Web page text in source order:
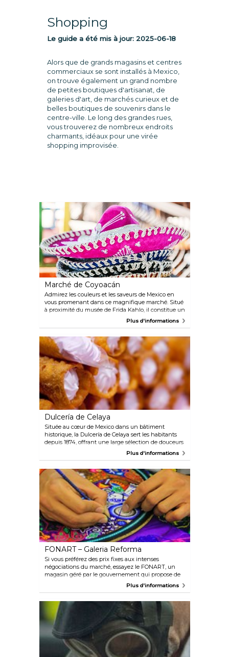
Shopping
Le guide a été mis à jour: 2025-06-18
Alors que de grands magasins et centres
commerciaux se sont installés à Mexico,
on trouve également un grand nombre
de petites boutiques d'artisanat, de
galeries d'art, de marchés curieux et de
belles boutiques de souvenirs dans le
centre-ville. Le long des grandes rues,
vous trouverez de nombreux endroits
charmants, idéaux pour une virée
shopping improvisée.
Marché de Coyoacán
Admirez les couleurs et les saveurs de Mexico en
vous promenant dans ce magnifique marché. Situé
à proximité du musée de Frida Kahlo, il constitue un
arrêt facile lors d'une visite touristique. Prenez de
de produits locaux.
Plus d'informations
Dulcería de Celaya
Située au cœur de Mexico dans un bâtiment
historique, la Dulcería de Celaya sert les habitants
depuis 1874, offrant une large sélection de douceurs
colorées, crémeuses et faites à la main, où que vous
(apparemment, les préférés de Frida Kahlo).
Plus d'informations
FONART – Galeria Reforma
Si vous préférez des prix fixes aux intenses
négociations du marché, essayez le FONART, un
magasin géré par le gouvernement qui propose de
l'artisanat populaire et des vêtements traditionnels
équitablement.
Plus d'informations